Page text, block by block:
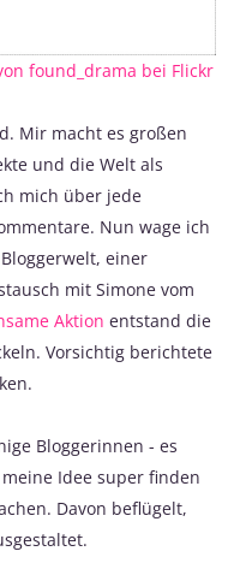
found_drama bei Flickr
Mir macht es großen
und die Welt als
mich über jede
Nun wage ich
einer
mit Simone vom
Aktion entstand die
Vorsichtig berichtete
Bloggerinnen - es
Idee super finden
Davon beflügelt,